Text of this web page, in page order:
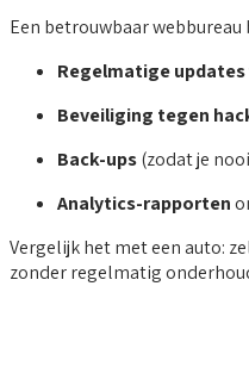
Een betrouwbaar webbureau
Regelmatige updates
Beveiliging tegen
Back-ups(zodat je
Analytics-rapporten
Vergelijk het met een auto:
zonder regelmatig